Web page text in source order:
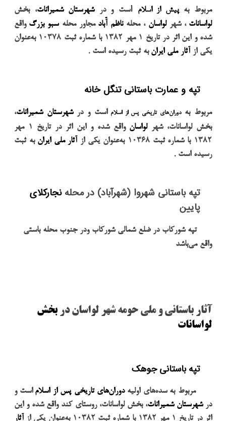
مربوط به پیش از اسلام است و درشهرستان شمیرانات، بخش
لواسانات ، شهرلواسان ، محلهناظم آّباد مجاور محلهسبو بزرگ واقع
شده و این اثر در تاریخ ۱ مهر ۱۳۸۲ با شماره ثبت ۱۰۳۷۸ به‌عنوان
یکی از آثار ملی ایران به ثبت رسیده است .
تپه و عمارت باستانی تنگل خانه
مربوط بهدوران‌های تاریخی پس از اسلام است و درشهرستان شمیرانات،
بخش لواسانات، شهرلواسان واقع شده و این اثر در تاریخ ۱ مهر
۱۳۸۲ با شماره ثبت۱۰۳۶۸ به‌عنوان یکی از آثار ملی ایران به ثبت
رسیده است .
تپه باستانی شهروا (شهرآباد) در محلهنجارکلای
پایین
تپه شورکاب در ضلع شمالی شورکاب ودر جنوب محله باستی
واقع می‌باشد
آثار باستانی و ملی حومه شهر لواسان در بخش
لواسانات
تپه باستانی جوهک
مربوط به سده‌های اولیهدوران‌های تاریخی پس از اسلام است و
درشهرستان شمیرانات، بخش لواسانات، روستای کند واقع شده و این
اثر در تاریخ ۱ مهر ۱۳۸۲ با شماره ثبت ۱۰۳۸۲ به‌عنوان یکی از آثار